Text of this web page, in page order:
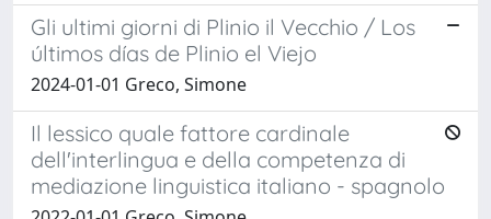
Gli ultimi giorni di Plinio il Vecchio / Los
últimos días de Plinio el Viejo
2024-01-01 Greco, Simone
Il lessico quale fattore cardinale
dell'interlingua e della competenza di
mediazione linguistica italiano - spagnolo